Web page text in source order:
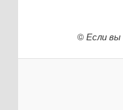
©Если вы